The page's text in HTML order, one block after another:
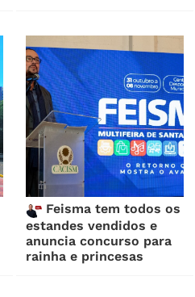
Feisma tem todos os
estandes vendidos e
anuncia concurso para
rainha e princesas